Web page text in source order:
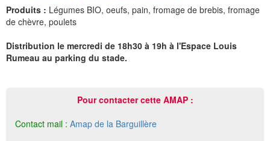
Produits : Légumes BIO, oeufs, pain, fromage de brebis, fromage
de chèvre, poulets
Distribution le mercredi de 18h30 à 19h à l'Espace Louis
Rumeau au parking du stade.
Pour contacter cette AMAP :
Contact mail : Amap de la Barguillère